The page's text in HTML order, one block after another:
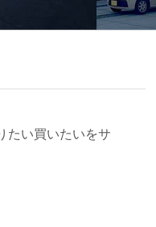
たい買いたいをサ